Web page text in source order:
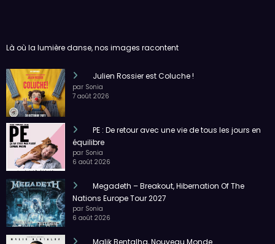
Là où la lumière danse, nos images racontent
Julien Rossier est Coluche !
par Sonia
7 août 2026
PE : De retour avec une vie de tous les jours en
équilibre
par Sonia
6 août 2026
Megadeth – Breakout, Hibernation Of The
Nations Europe Tour 2027
par Sonia
6 août 2026